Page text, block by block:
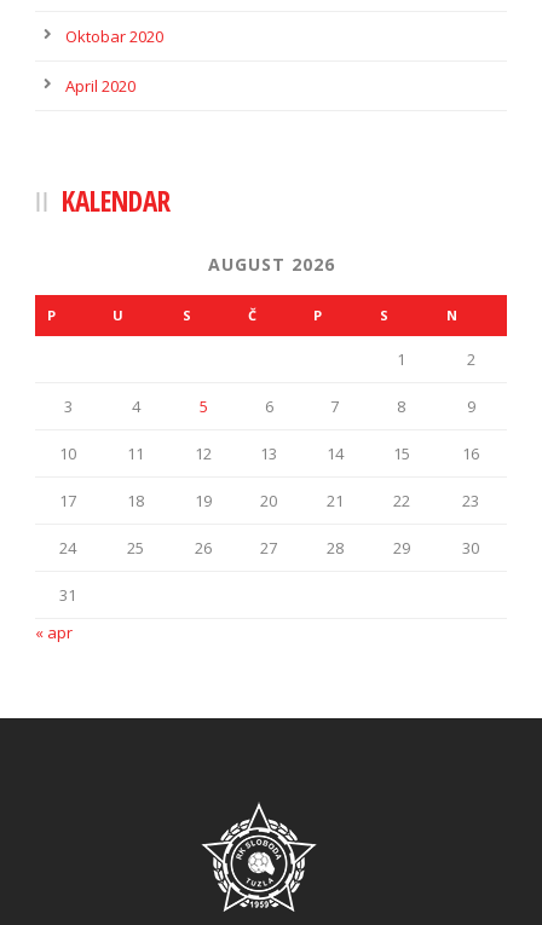
Oktobar 2020
April 2020
KALENDAR
AUGUST 2026
P U S Č P S N
1 2
3 4 5 6 7 8 9
10 11 12 13 14 15 16
17 18 19 20 21 22 23
24 25 26 27 28 29 30
31
« apr